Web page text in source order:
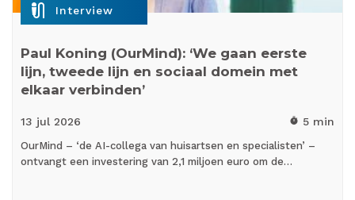
mic_external_on Interview
Paul Koning (OurMind): ‘We gaan eerste
lijn, tweede lijn en sociaal domein met
elkaar verbinden’
13 jul 2026 timer 5 min
OurMind – ‘de AI-collega van huisartsen en specialisten’ –
ontvangt een investering van 2,1 miljoen euro om de…